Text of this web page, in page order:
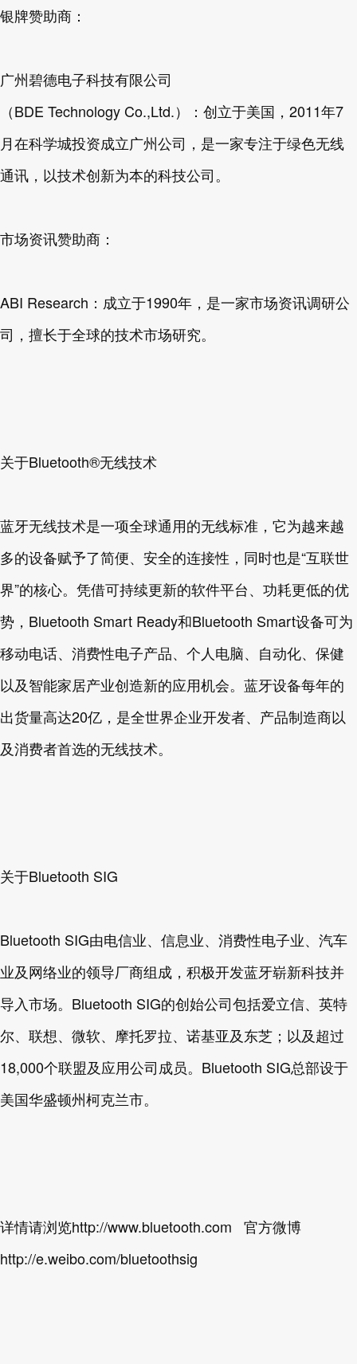
银牌赞助商：
广州碧德电子科技有限公司
（BDE Technology Co.,Ltd.）：创立于美国，2011年7
月在科学城投资成立广州公司，是一家专注于绿色无线
通讯，以技术创新为本的科技公司。
市场资讯赞助商：
ABI Research：成立于1990年，是一家市场资讯调研公
司，擅长于全球的技术市场研究。
关于Bluetooth®无线技术
蓝牙无线技术是一项全球通用的无线标准，它为越来越
多的设备赋予了简便、安全的连接性，同时也是“互联世
界”的核心。凭借可持续更新的软件平台、功耗更低的优
势，Bluetooth Smart Ready和Bluetooth Smart设备可为
移动电话、消费性电子产品、个人电脑、自动化、保健
以及智能家居产业创造新的应用机会。蓝牙设备每年的
出货量高达20亿，是全世界企业开发者、产品制造商以
及消费者首选的无线技术。
关于Bluetooth SIG
Bluetooth SIG由电信业、信息业、消费性电子业、汽车
业及网络业的领导厂商组成，积极开发蓝牙崭新科技并
导入市场。Bluetooth SIG的创始公司包括爱立信、英特
尔、联想、微软、摩托罗拉、诺基亚及东芝；以及超过
18,000个联盟及应用公司成员。Bluetooth SIG总部设于
美国华盛顿州柯克兰市。
详情请浏览http://www.bluetooth.com 官方微博
http://e.weibo.com/bluetoothsig